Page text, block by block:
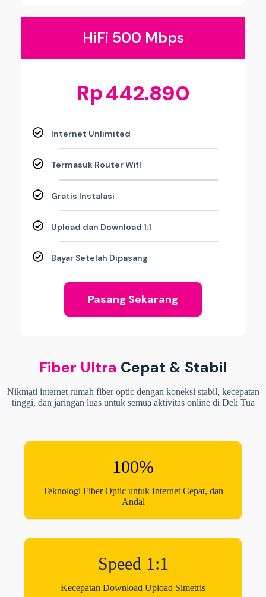
HiFi 500 Mbps
Rp442.890
Internet Unlimited
Termasuk Router WifI
Gratis Instalasi
Upload dan Download 1:1
Bayar Setelah Dipasang
Pasang Sekarang
Fiber Ultra Cepat & Stabil
Nikmati internet rumah fiber optic dengan koneksi stabil, kecepatan
tinggi, dan jaringan luas untuk semua aktivitas online di Deli Tua
100%
Teknologi Fiber Optic untuk Internet Cepat, dan
Andal
Speed 1:1
Kecepatan Download Upload Simetris